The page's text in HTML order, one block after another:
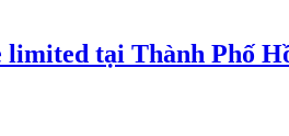
limited tại Thành Phố